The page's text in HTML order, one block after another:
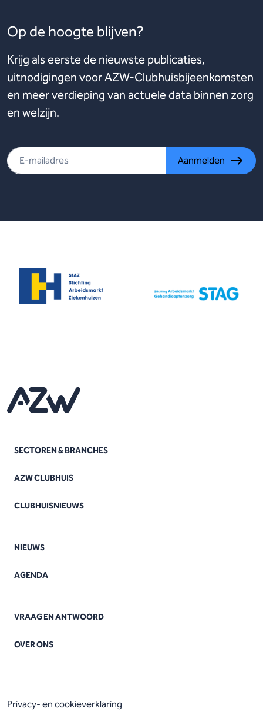
Op de hoogte blijven?
Krijg als eerste de nieuwste publicaties,
uitnodigingen voor AZW-Clubhuisbijeenkomsten
en meer verdieping van actuele data binnen zorg
en welzijn.
Aanmelden
SECTOREN & BRANCHES
AZW CLUBHUIS
CLUBHUISNIEUWS
NIEUWS
AGENDA
VRAAG EN ANTWOORD
OVER ONS
Privacy- en cookieverklaring